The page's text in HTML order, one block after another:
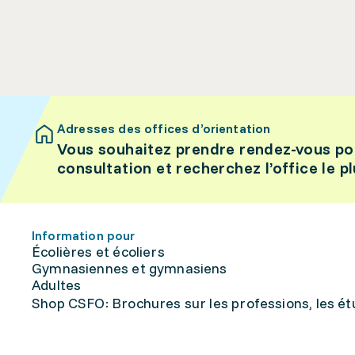
Adresses des offices d’orientation
Vous souhaitez prendre rendez-vous
consultation et recherchez l’office le
Information pour
Écolières et écoliers
Gymnasiennes et gymnasiens
Adultes
Shop CSFO: Brochures sur les professions, les